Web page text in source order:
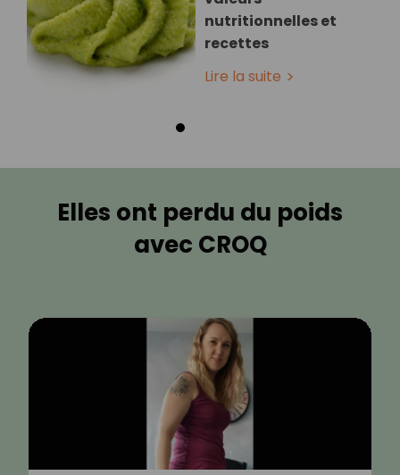
nutritionnelles et
recettes
Lire la suite
Elles ont perdu du poids
avec CROQ